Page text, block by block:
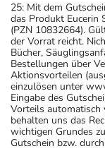
25: Mit dem
das Produkt Eucerin
(PZN 10832664).
der Vorrat reicht.
Bücher,
Bestellungen über
Aktionsvorteilen
einzulösen unter
Eingabe des
Vorteils automatisch
behalten uns das
wichtigen Grundes
Gutschein bzw.